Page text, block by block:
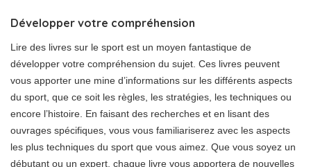
Développer votre compréhension
Lire des livres sur le sport est un moyen fantastique de
développer votre compréhension du sujet. Ces livres peuvent
vous apporter une mine d’informations sur les différents aspects
du sport, que ce soit les règles, les stratégies, les techniques ou
encore l’histoire. En faisant des recherches et en lisant des
ouvrages spécifiques, vous vous familiariserez avec les aspects
les plus techniques du sport que vous aimez. Que vous soyez un
débutant ou un expert, chaque livre vous apportera de nouvelles